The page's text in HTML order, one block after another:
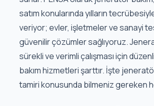
satım konularında yılların
veriyor; evler, işletmeler ve sanayi
güvenilir çözümler sağlıyoruz.
sürekli ve verimli çalışması için
bakım hizmetleri şarttır. İşte
tamiri konusunda bilmeniz gereken